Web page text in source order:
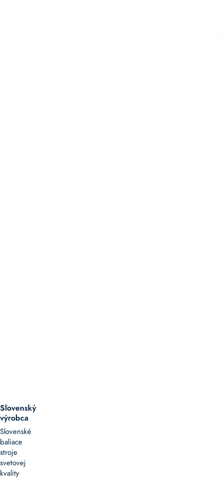
Slovenský
výrobca
Slovenské
baliace
stroje
svetovej
kvality